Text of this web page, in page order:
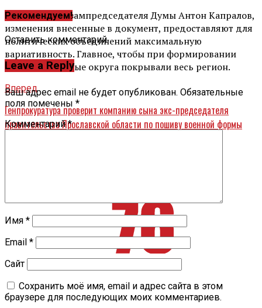
Как рассказал зампредседателя Думы Антон Капралов,
изменения внесенные в документ, предоставляют для
политических объединений максимальную
вариативность. Главное, чтобы при формировании
территориальные округа покрывали весь регион.
Вперед
Генпрокуратура проверит компанию сына экс-председателя
правительства Ярославской области по пошиву военной формы
Рекомендуем!
Оставить комментарий
Leave a Reply
Ваш адрес email не будет опубликован. Обязательные
поля помечены *
Комментарий *
Имя *
Email *
Сайт
Сохранить моё имя, email и адрес сайта в этом
браузере для последующих моих комментариев.